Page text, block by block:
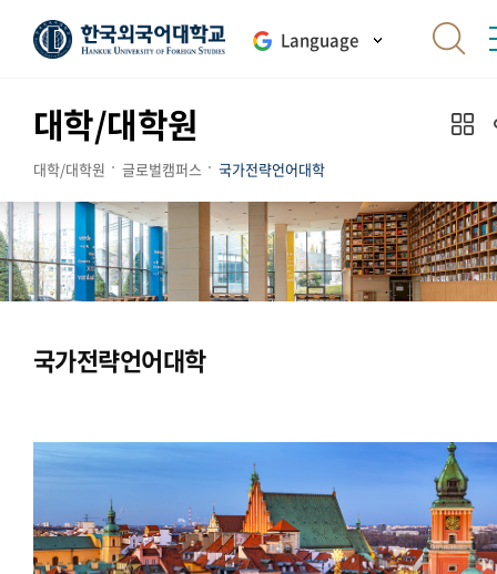
Language
대학/대학원
대학/대학원 글로벌캠퍼스 국가전략언어대학
국가전략언어대학